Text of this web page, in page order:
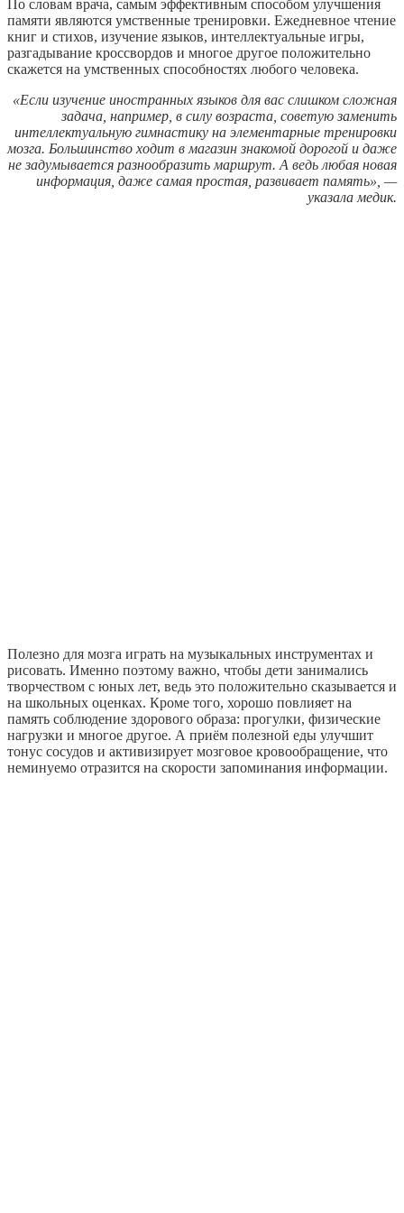
По словам врача, самым эффективным способом улучшения
памяти являются умственные тренировки. Ежедневное чтение
книг и стихов, изучение языков, интеллектуальные игры,
разгадывание кроссвордов и многое другое положительно
скажется на умственных способностях любого человека.
«Если изучение иностранных языков для вас слишком сложная
задача, например, в силу возраста, советую заменить
интеллектуальную гимнастику на элементарные тренировки
мозга. Большинство ходит в магазин знакомой дорогой и даже
не задумывается разнообразить маршрут. А ведь любая новая
информация, даже самая простая, развивает память», —
указала медик.
Полезно для мозга играть на музыкальных инструментах и
рисовать. Именно поэтому важно, чтобы дети занимались
творчеством с юных лет, ведь это положительно сказывается и
на школьных оценках. Кроме того, хорошо повлияет на
память соблюдение здорового образа: прогулки, физические
нагрузки и многое другое. А приём полезной еды улучшит
тонус сосудов и активизирует мозговое кровообращение, что
неминуемо отразится на скорости запоминания информации.